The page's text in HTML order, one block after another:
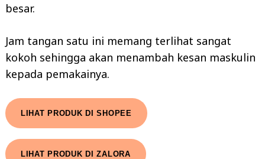
besar.
Jam tangan satu ini memang terlihat sangat
kokoh sehingga akan menambah kesan maskulin
kepada pemakainya.
LIHAT PRODUK DI SHOPEE
LIHAT PRODUK DI ZALORA